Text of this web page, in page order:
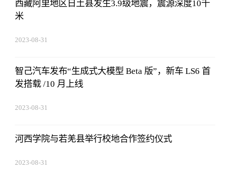
西藏阿里地区日土县发生3.9级地震，震源深度10千
米
2023-08-31
智己汽车发布“生成式大模型 Beta 版”，新车 LS6 首
发搭载 /10 月上线
2023-08-31
河西学院与若羌县举行校地合作签约仪式
2023-08-31